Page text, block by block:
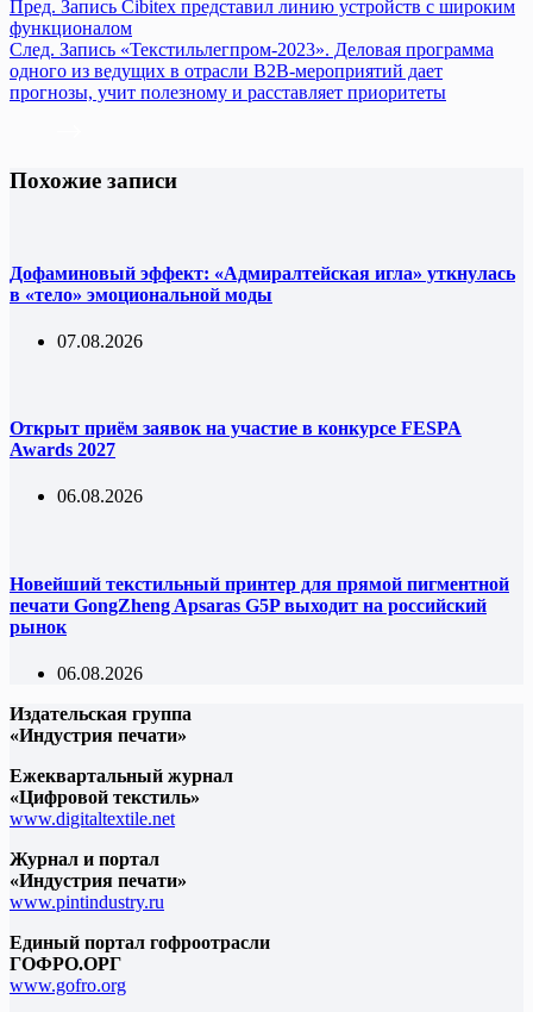
Пред. Запись Cibitex представил линию устройств с широким
функционалом
След. Запись «Текстильлегпром-2023». Деловая программа
одного из ведущих в отрасли B2B-мероприятий дает
прогнозы, учит полезному и расставляет приоритеты
Похожие записи
Дофаминовый эффект: «Адмиралтейская игла» уткнулась
в «тело» эмоциональной моды
07.08.2026
Открыт приём заявок на участие в конкурсе FESPA
Awards 2027
06.08.2026
Новейший текстильный принтер для прямой пигментной
печати GongZheng Apsaras G5P выходит на российский
рынок
06.08.2026
Издательская группа
«Индустрия печати»
Ежеквартальный журнал
«Цифровой текстиль»
www.digitaltextile.net
Журнал и портал
«Индустрия печати»
www.pintindustry.ru
Единый портал гофроотрасли
ГОФРО.ОРГ
www.gofro.org